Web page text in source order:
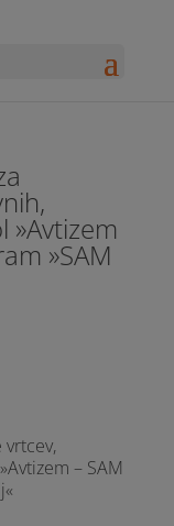
»Avtizem
»SAM
vrtcev,
– SAM